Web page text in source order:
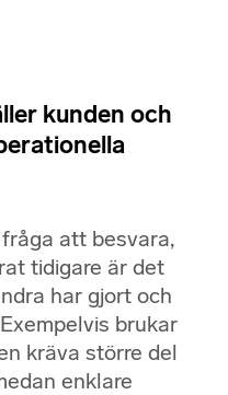
kunden och
att besvara,
tidigare är det
har gjort och
brukar
kräva större del
enklare